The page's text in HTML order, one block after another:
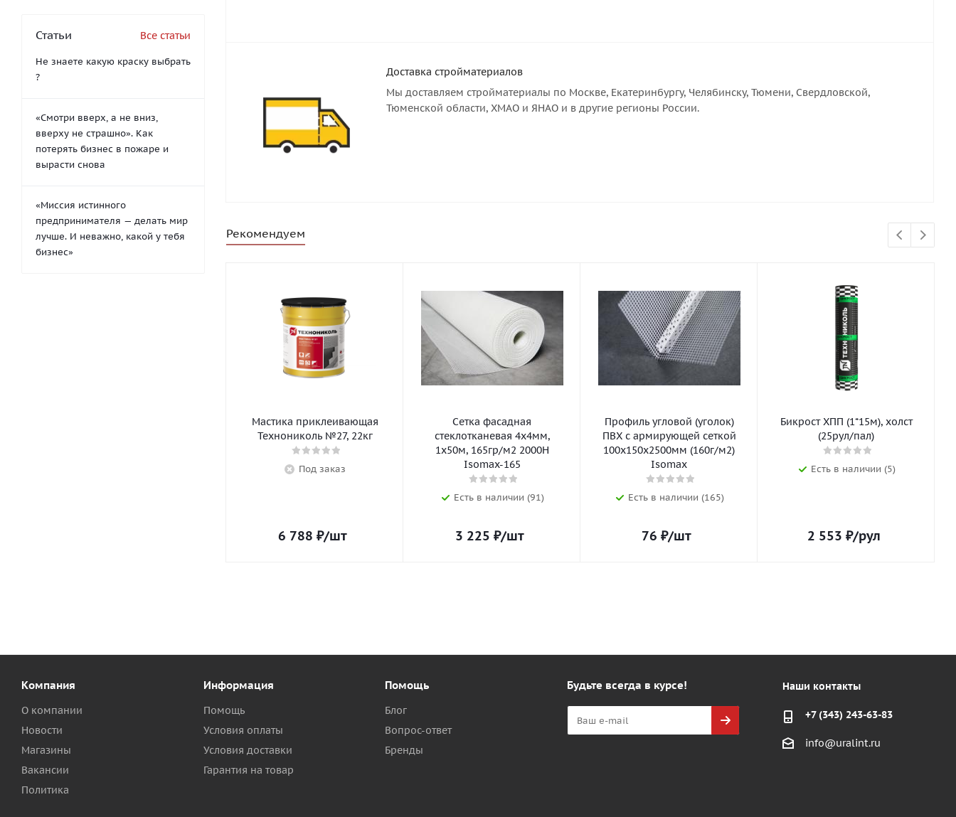
Доставка стройматериалов
Мы доставляем стройматериалы по Москве, Екатеринбургу, Челябинску, Тюмени, Свердловской,
Тюменской области, ХМАО и ЯНАО и в другие регионы России.
Рекомендуем
Мастика приклеивающая
Технониколь №27, 22кг
Под заказ
6 788 ₽/шт
Сетка фасадная
стеклотканевая 4х4мм,
1х50м, 165гр/м2 2000Н
Isomax-165
Есть в наличии (91)
3 225 ₽/шт
Профиль угловой (уголок)
ПВХ с армирующей сеткой
100х150х2500мм (160г/м2)
Isomax
Есть в наличии (165)
76 ₽/шт
Бикрост ХПП (1*15м), холст
(25рул/пал)
Есть в наличии (5)
2 553 ₽/рул
Статьи Все статьи
Не знаете какую краску выбрать
?
«Смотри вверх, а не вниз,
вверху не страшно». Как
потерять бизнес в пожаре и
вырасти снова
«Миссия истинного
предпринимателя — делать мир
лучше. И неважно, какой у тебя
бизнес»
Компания
О компании
Новости
Магазины
Вакансии
Политика
Информация
Помощь
Условия оплаты
Условия доставки
Гарантия на товар
Помощь
Блог
Вопрос-ответ
Бренды
Будьте всегда в курсе! Наши контакты
+7 (343) 243-63-83
info@uralint.ru